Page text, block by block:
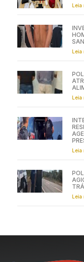
Leia
Leia
Leia
Leia
Leia